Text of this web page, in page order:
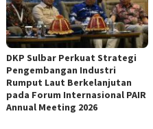
DKP Sulbar Perkuat Strategi
Pengembangan Industri
Rumput Laut Berkelanjutan
pada Forum Internasional PAIR
Annual Meeting 2026